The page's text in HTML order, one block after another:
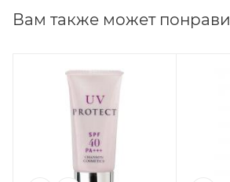
ции. При контакте с водой
Вам также может